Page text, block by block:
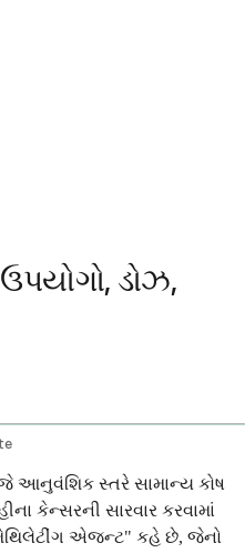
ડોઝ,
આનુવંશિક સ્તરે સામાન્ય કોષ
કેન્સરની સારવાર કરવામાં
એજન્ટ" કહે છે, જેનો